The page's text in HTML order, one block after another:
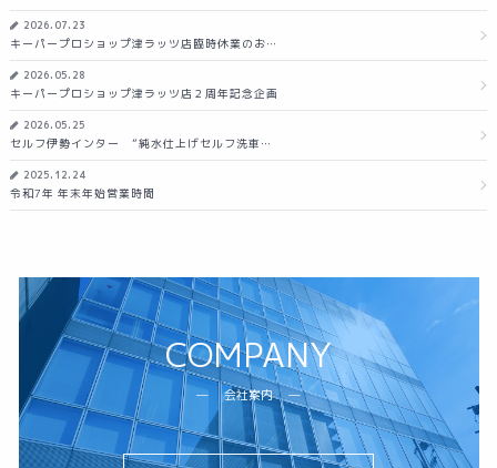
2026.07.23
キーパープロショップ津ラッツ店臨時休業のお…
2026.05.28
キーパープロショップ津ラッツ店２周年記念企画
2026.05.25
セルフ伊勢インター ”純水仕上げセルフ洗車…
2025.12.24
令和7年 年末年始営業時間
COMPANY
会社案内